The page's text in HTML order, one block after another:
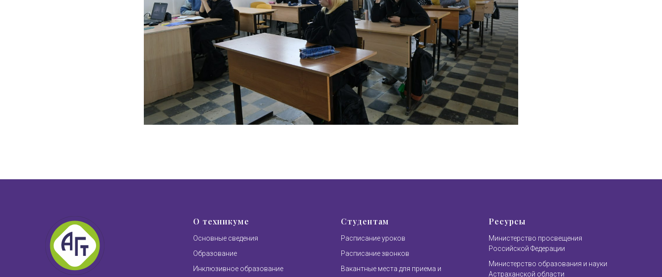
О техникуме
Основные сведения
Образование
Инклюзивное образование
Студентам
Расписание уроков
Расписание звонков
Вакантные места для приема и
Ресурсы
Министерство просвещения
Российской Федерации
Министерство образования и науки
Астраханской области